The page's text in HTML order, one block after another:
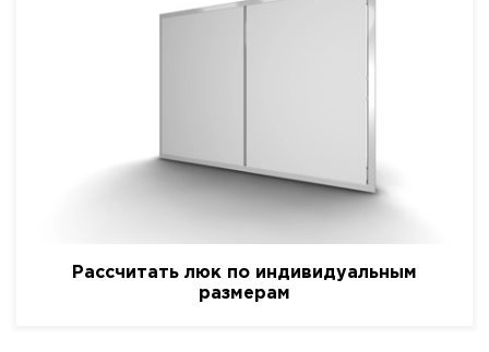
Рассчитать люк по индивидуальным
размерам